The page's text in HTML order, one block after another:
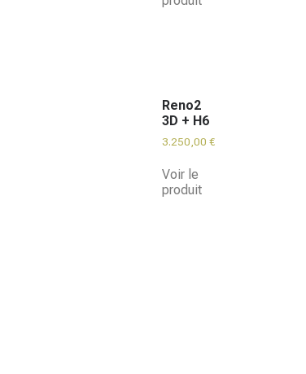
Reno2
3D + H6
3.250,00€
Voir le
produit